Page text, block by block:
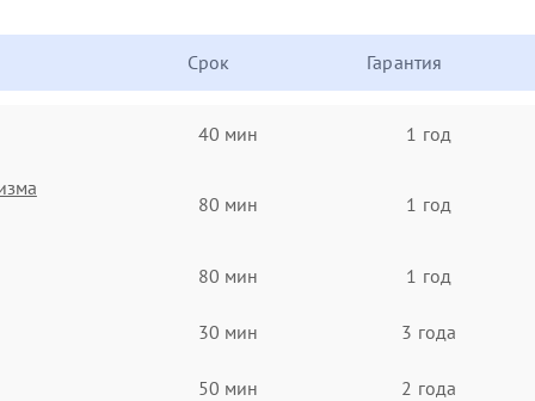
Срок Гарантия
40 мин 1 год
80 мин 1 год
80 мин 1 год
30 мин 3 года
50 мин 2 года